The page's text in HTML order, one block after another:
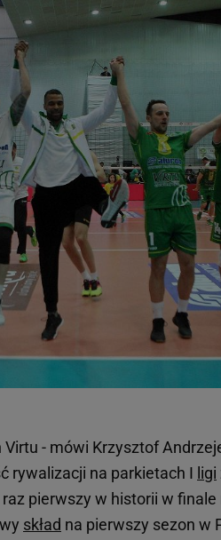
- mówi Krzysztof
rywalizacji na parkietach I ligi
pierwszy w historii w
skład na pierwszy sezon w